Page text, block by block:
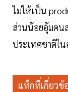
ไม่ให้เป็น
ส่วนน้อยอุ้มคน
ประเทศชาติใ
แท็กที่เกี่ยวข้